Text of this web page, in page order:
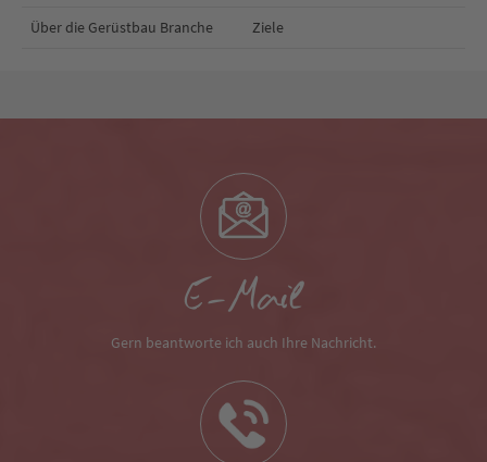
Über die Gerüstbau Branche Ziele
E-Mail
Gern beantworte ich auch Ihre Nachricht.